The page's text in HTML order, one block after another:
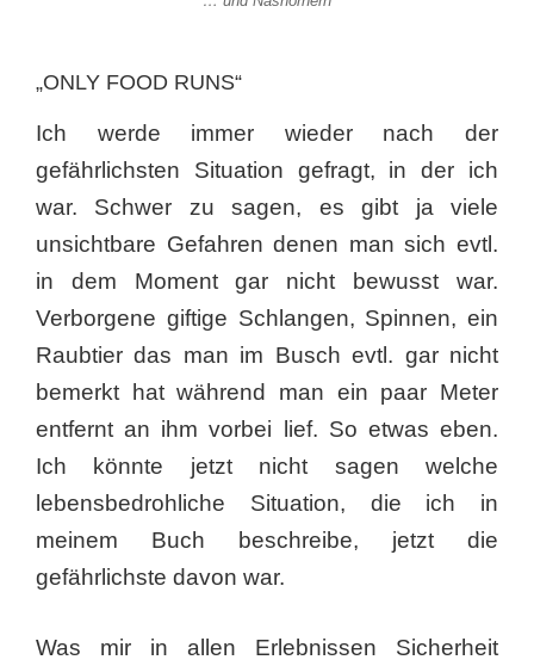
„ONLY FOOD RUNS“
Ich werde immer wieder nach der
gefährlichsten Situation gefragt, in der ich
war. Schwer zu sagen, es gibt ja viele
unsichtbare Gefahren denen man sich evtl.
in dem Moment gar nicht bewusst war.
Verborgene giftige Schlangen, Spinnen, ein
Raubtier das man im Busch evtl. gar nicht
bemerkt hat während man ein paar Meter
entfernt an ihm vorbei lief. So etwas eben.
Ich könnte jetzt nicht sagen welche
lebensbedrohliche Situation, die ich in
meinem Buch beschreibe, jetzt die
gefährlichste davon war.
Was mir in allen Erlebnissen Sicherheit